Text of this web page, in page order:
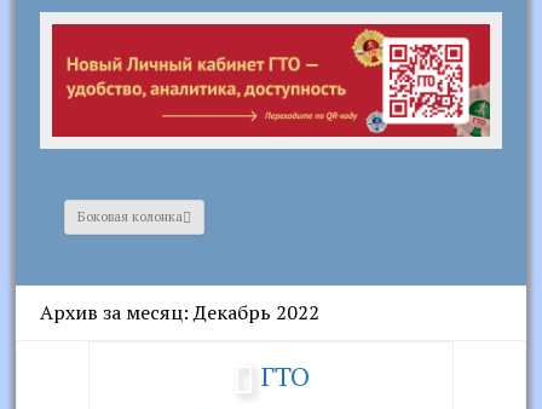
Боковая колонка
Архив за месяц: Декабрь 2022
ГТО